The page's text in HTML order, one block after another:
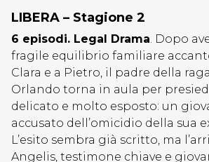
LIBERA – Stagione 2
6 episodi. Legal Drama. Dopo
fragile equilibrio familiare
Clara e a Pietro, il padre della
Orlando torna in aula per
delicato e molto esposto: un
accusato dell’omicidio della sua
L’esito sembra già scritto, ma
Angelis, testimone chiave e